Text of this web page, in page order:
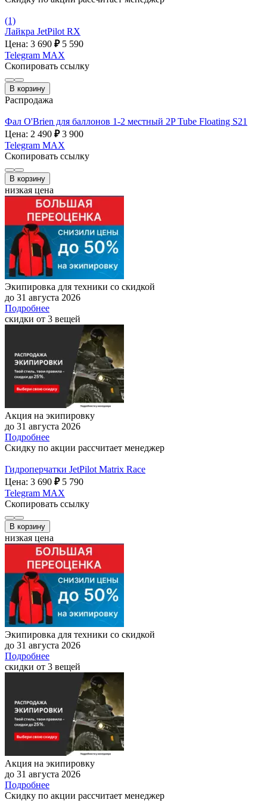
(1)
Лайкра JetPilot RX
Цена: 3 690 ₽ 5 590
Telegram MAX
Скопировать ссылку
В корзину
Распродажа
Фал O'Brien для баллонов 1-2 местный 2P Tube Floating S21
Цена: 2 490 ₽ 3 900
Telegram MAX
Скопировать ссылку
В корзину
низкая цена
Экипировка для техники со скидкой
до 31 августа 2026
Подробнее
скидки от 3 вещей
Акция на экипировку
до 31 августа 2026
Подробнее
Скидку по акции рассчитает менеджер
Гидроперчатки JetPilot Matrix Race
Цена: 3 690 ₽ 5 790
Telegram MAX
Скопировать ссылку
В корзину
низкая цена
Экипировка для техники со скидкой
до 31 августа 2026
Подробнее
скидки от 3 вещей
Акция на экипировку
до 31 августа 2026
Подробнее
Скидку по акции рассчитает менеджер